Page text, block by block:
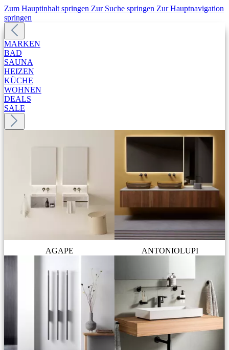
Zum Hauptinhalt springen Zur Suche springen Zur Hauptnavigation
springen
MARKEN
BAD
SAUNA
HEIZEN
KÜCHE
WOHNEN
DEALS
SALE
AGAPE ANTONIOLUPI